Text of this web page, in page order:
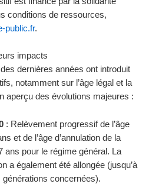
conditions de ressources,
public.fr.
impacts
dernières années ont introduit
notamment sur l’âge légal et la
aperçu des évolutions majeures :
: Relèvement progressif de l’âge
et de l’âge d’annulation de la
ans pour le régime général. La
a également été allongée (jusqu’à
générations concernées).